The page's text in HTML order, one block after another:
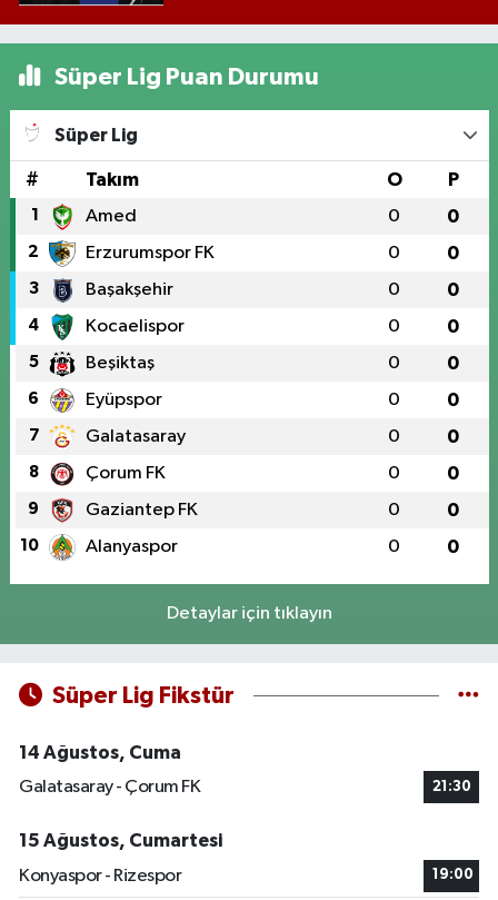
Süper Lig Puan Durumu
Süper Lig
# Takım O P
1 Amed 0 0
2 Erzurumspor FK 0 0
3 Başakşehir 0 0
4 Kocaelispor 0 0
5 Beşiktaş 0 0
6 Eyüpspor 0 0
7 Galatasaray 0 0
8 Çorum FK 0 0
9 Gaziantep FK 0 0
10 Alanyaspor 0 0
Detaylar için tıklayın
Süper Lig Fikstür
14 Ağustos, Cuma
Galatasaray - Çorum FK
21:30
15 Ağustos, Cumartesi
Konyaspor - Rizespor
19:00